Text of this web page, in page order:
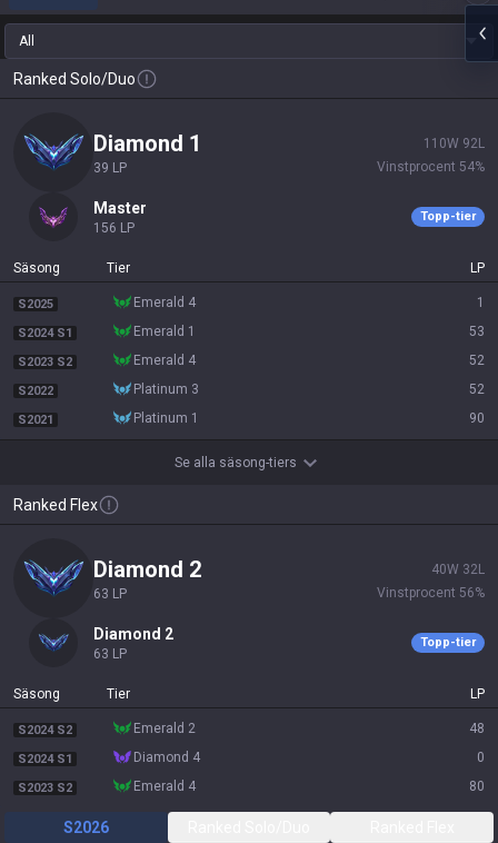
All
Ranked Solo/Duo
diamond 1
39 LP
110W 92L
Vinstprocent 54%
master
156 LP
Topp-tier
Säsong Tier LP
S2025 emerald 4 1
S2024 S1 emerald 1 53
S2023 S2 emerald 4 52
S2022 platinum 3 52
S2021 platinum 1 90
Se alla säsong-tiers
Ranked Flex
diamond 2
63 LP
40W 32L
Vinstprocent 56%
diamond 2
63 LP
Topp-tier
Säsong Tier LP
S2024 S2 emerald 2 48
S2024 S1 diamond 4 0
S2023 S2 emerald 4 80
S2026